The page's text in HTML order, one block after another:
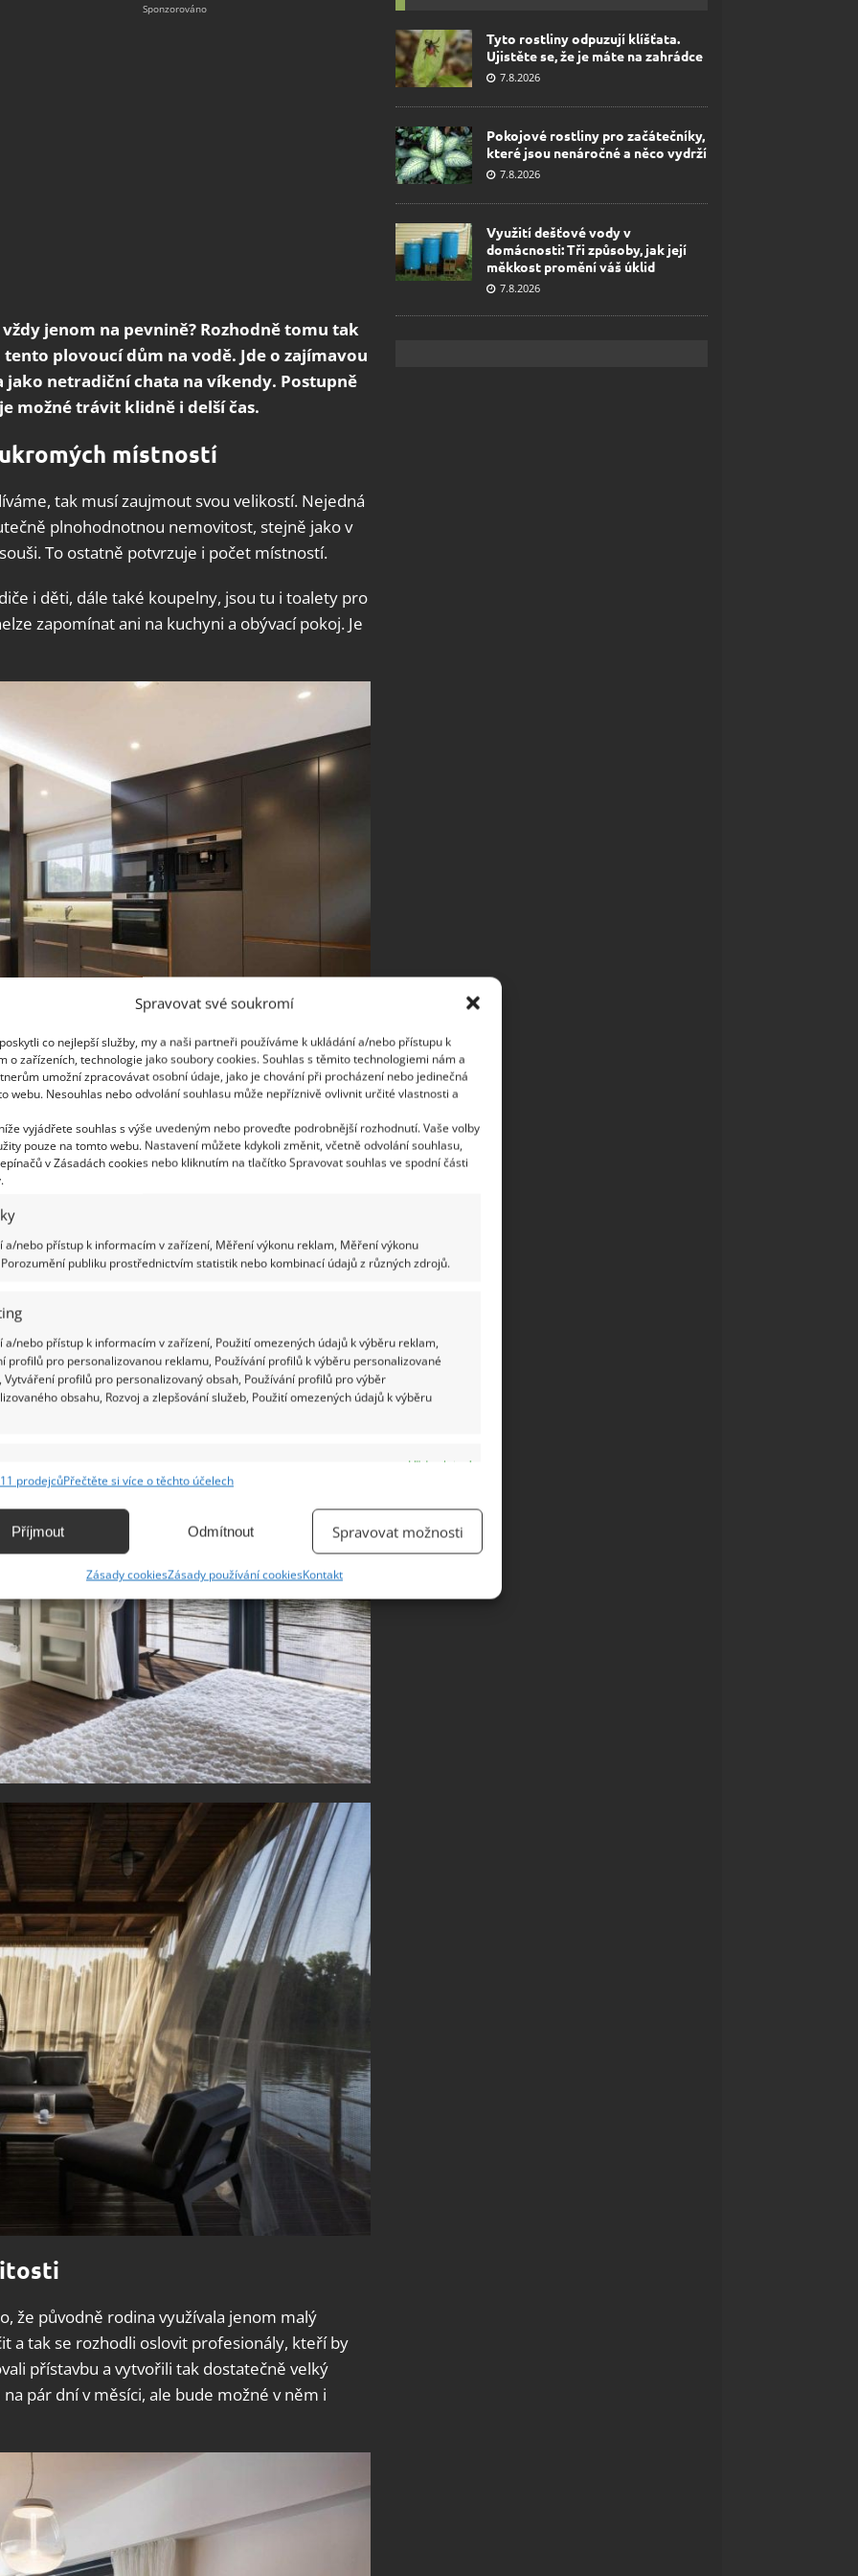
Spravovat své soukromí
co nejlepší služby, my a naši partneři používáme k ukládání a/nebo přístupu k
o zařízeních, technologie jako soubory cookies. Souhlas s těmito technologiemi nám a
umožní zpracovávat osobní údaje, jako je chování při procházení nebo jedinečná
webu. Nesouhlas nebo odvolání souhlasu může nepříznivě ovlivnit určité vlastnosti a
vyjádřete souhlas s výše uvedeným nebo proveďte podrobnější rozhodnutí. Vaše volby
pouze na tomto webu. Nastavení můžete kdykoli změnit, včetně odvolání souhlasu,
v Zásadách cookies nebo kliknutím na tlačítko Spravovat souhlas ve spodní části
a/nebo přístup k informacím v zařízení, Měření výkonu reklam, Měření výkonu
publiku prostřednictvím statistik nebo kombinací údajů z různých zdrojů.
a/nebo přístup k informacím v zařízení, Použití omezených údajů k výběru reklam,
profilů pro personalizovanou reklamu, Používání profilů k výběru personalizované
Vytváření profilů pro personalizovaný obsah, Používání profilů pro výběr
obsahu, Rozvoj a zlepšování služeb, Použití omezených údajů k výběru
Vždy aktivní
zařízení na základě automaticky přenášených informací.
aktivně vyžádaných informací.
bezpečnosti, předcházení a zjišťování podvodů a
chyb, Poskytování a zobrazování reklamy a obsahu,
a sdělování voleb ochrany osobních údajů.
prodejcůPřečtěte si více o těchto účelech
Příjmout Odmítnout Spravovat možnosti
Zásady cookiesZásady používání cookiesKontakt
jenom na pevnině? Rozhodně tomu tak
plovoucí dům na vodě. Jde o zajímavou
netradiční chata na víkendy. Postupně
možné trávit klidně i delší čas.
místností
tak musí zaujmout svou velikostí. Nejedná
plnohodnotnou nemovitost, stejně jako v
To ostatně potvrzuje i počet místností.
i děti, dále také koupelny, jsou tu i toalety pro
zapomínat ani na kuchyni a obývací pokoj. Je
na pevných základech, tak se může vlivem
Ten je třeba při odpočinku celkem
jak při samotné realizaci, tak i při jeho vybavení.
tak většinou nejsou žádné prvky, které mají
by je nepříjemně rozkmital.
že původně rodina využívala jenom malý
a tak se rozhodli oslovit profesionály, kteří by
přístavbu a vytvořili tak dostatečně velký
pár dní v měsíci, ale bude možné v něm i
Tyto rostliny odpuzují klíšťata.
Ujistěte se, že je máte na zahrádce
7.8.2026
Pokojové rostliny pro začátečníky,
které jsou nenáročné a něco vydrží
7.8.2026
Využití dešťové vody v
domácnosti: Tři způsoby, jak její
měkkost promění váš úklid
7.8.2026